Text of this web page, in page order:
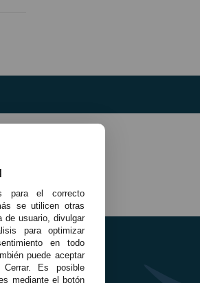
para el correcto
se utilicen otras
de usuario, divulgar
para optimizar
en todo
puede aceptar
Es posible
mediante el botón